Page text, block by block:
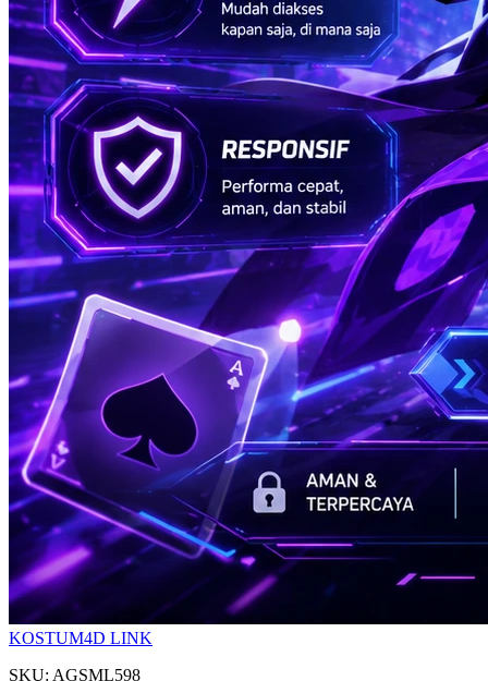
KOSTUM4D LINK
SKU: AGSML598